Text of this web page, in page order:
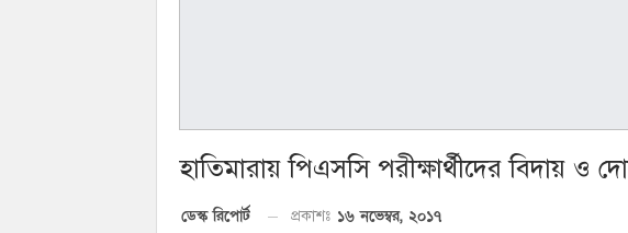
হাতিমারায় পিএসসি পরীক্ষার্থীদের বিদায় ও
ডেস্ক রিপোর্ট প্রকাশঃ ১৬ নভেম্বর, ২০১৭